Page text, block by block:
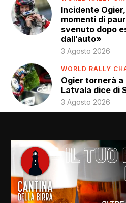
Incidente
momenti di
svenuto dopo
dall’auto»
3 Agosto 2026
WORLD RALLY
Ogier tornerà a
Latvala dice di
3 Agosto 2026